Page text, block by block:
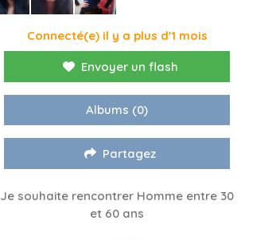
Connecté(e) il y a plus d'1 mois
Envoyer un flash
Albums (0)
Partagez
Je souhaite rencontrer Homme entre 30
et 60 ans